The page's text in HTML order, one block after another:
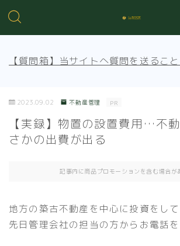
売買知識
賃貸トラブル
【質問箱】当サイトへ質問を送るこ
2023.09.02 不動産管理 PR
【実録】物置の設置費用…不
さかの出費が出る
記事内に商品プロモーションを含む場合が
地方の築古不動産を中心に投資をして
先日管理会社の担当の方からお電話を